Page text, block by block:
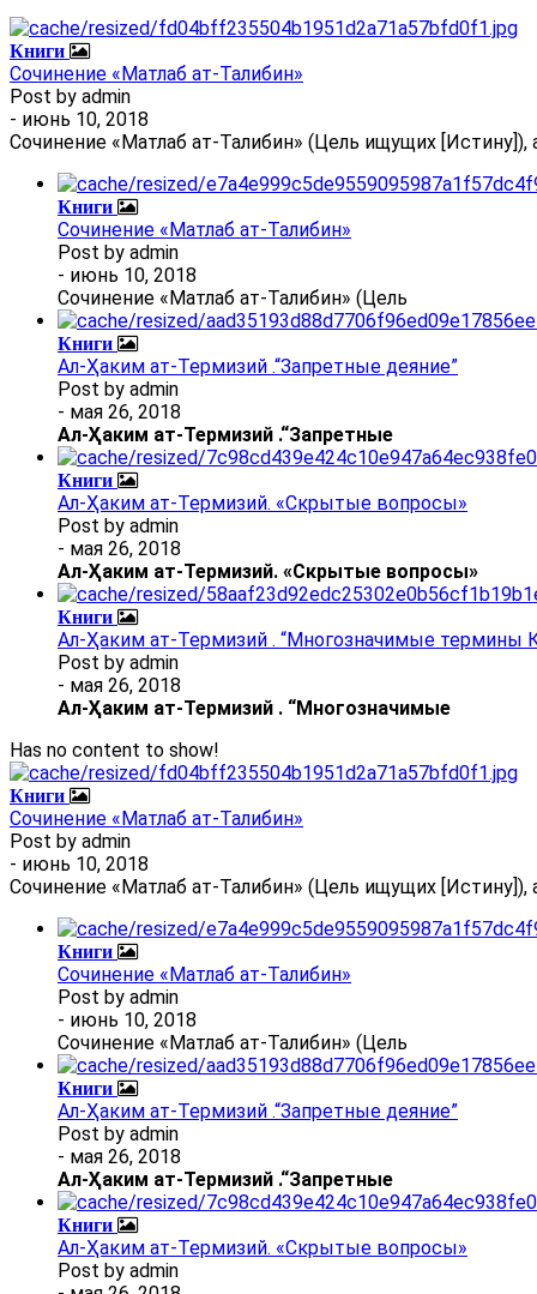
Книги
Сочинение «Матлаб ат-Талибин»
Post by admin
- июнь 10, 2018
Сочинение «Матлаб ат-Талибин» (Цель ищущих
Книги
Сочинение «Матлаб ат-Талибин»
Post by admin
- июнь 10, 2018
Сочинение «Матлаб ат-Талибин» (Цель
Книги
Ал-Ҳаким ат-Термизий .“Запретные деяние”
Post by admin
- мая 26, 2018
Ал-Ҳаким ат-Термизий .“Запретные
Книги
Ал-Ҳаким ат-Термизий. «Скрытые вопросы»
Post by admin
- мая 26, 2018
Ал-Ҳаким ат-Термизий. «Скрытые вопросы»
Книги
Ал-Ҳаким ат-Термизий . “Многозначимые термины
Post by admin
- мая 26, 2018
Ал-Ҳаким ат-Термизий . “Многозначимые
Has no content to show!
Книги
Сочинение «Матлаб ат-Талибин»
Post by admin
- июнь 10, 2018
Сочинение «Матлаб ат-Талибин» (Цель ищущих
Книги
Сочинение «Матлаб ат-Талибин»
Post by admin
- июнь 10, 2018
Сочинение «Матлаб ат-Талибин» (Цель
Книги
Ал-Ҳаким ат-Термизий .“Запретные деяние”
Post by admin
- мая 26, 2018
Ал-Ҳаким ат-Термизий .“Запретные
Книги
Ал-Ҳаким ат-Термизий. «Скрытые вопросы»
Post by admin